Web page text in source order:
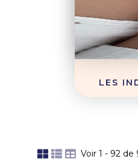
LES
Voir 1 - 92 de